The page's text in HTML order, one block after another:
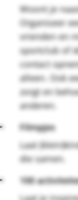
Woont je
Organiseer
vrienden en
sportclub of
contact
alleen. Ook
zorgt en
anderen.
Filmpjes
Laat
die samen.
100